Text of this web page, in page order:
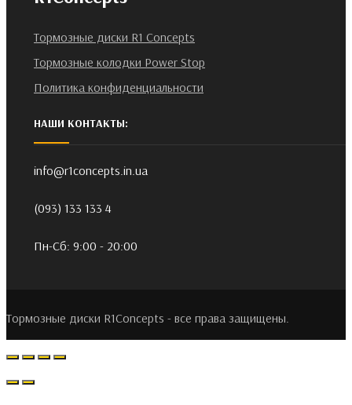
Тормозные диски R1 Concepts
Тормозные колодки Power Stop
Политика конфиденциальности
НАШИ КОНТАКТЫ:
info@r1concepts.in.ua
(093) 133 133 4
Пн-Сб: 9:00 - 20:00
Тормозные диски R1Concepts - все права защищены.